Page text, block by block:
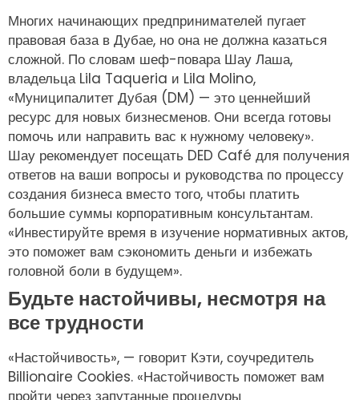
Многих начинающих предпринимателей пугает
правовая база в Дубае, но она не должна казаться
сложной. По словам шеф-повара Шау Лаша,
владельца Lila Taqueria и Lila Molino,
«Муниципалитет Дубая (DM) — это ценнейший
ресурс для новых бизнесменов. Они всегда готовы
помочь или направить вас к нужному человеку».
Шау рекомендует посещать DED Café для получения
ответов на ваши вопросы и руководства по процессу
создания бизнеса вместо того, чтобы платить
большие суммы корпоративным консультантам.
«Инвестируйте время в изучение нормативных актов,
это поможет вам сэкономить деньги и избежать
головной боли в будущем».
Будьте настойчивы, несмотря на
все трудности
«Настойчивость», — говорит Кэти, соучредитель
Billionaire Cookies. «Настойчивость поможет вам
пройти через запутанные процедуры